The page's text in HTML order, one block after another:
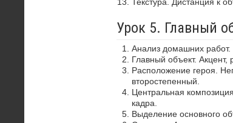
Урок 5. Главный
Анализ домашних работ.
Главный объект. Акцент,
Расположение героя.
второстепенный.
Центральная
кадра.
Выделение основного